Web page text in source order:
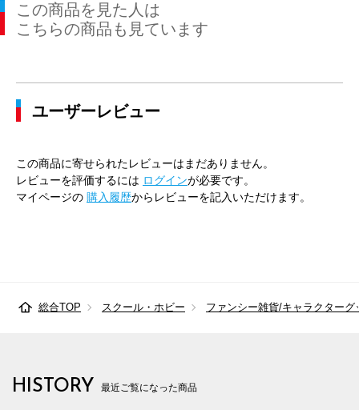
この商品を見た人は
こちらの商品も見ています
ユーザーレビュー
この商品に寄せられたレビューはまだありません。
レビューを評価するには ログインが必要です。
マイページの 購入履歴からレビューを記入いただけます。
総合TOP スクール・ホビー ファンシー雑貨/キャラクターグ
HISTORY 最近ご覧になった商品